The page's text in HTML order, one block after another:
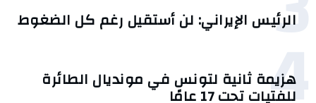
الرئيس الإيراني: لن أستقيل رغم كل الضغوط
هزيمة ثانية لتونس في مونديال الطائرة
للفتيات تحت 17 عامًا